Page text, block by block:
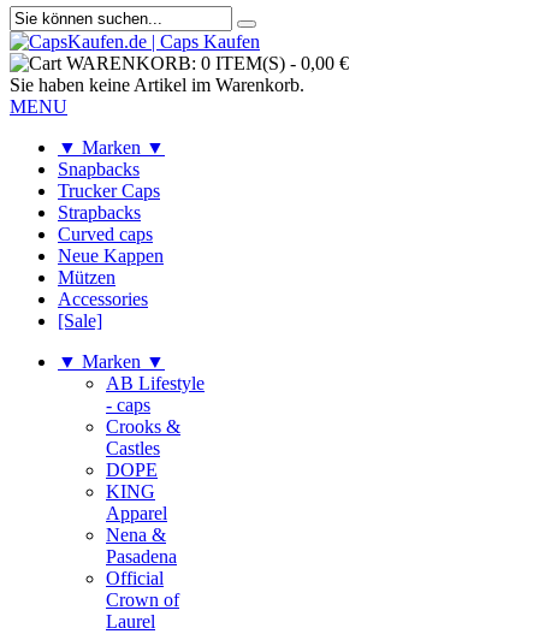
WARENKORB: 0 ITEM(S) - 0,00 €
Sie haben keine Artikel im Warenkorb.
MENU
▼ Marken ▼
Snapbacks
Trucker Caps
Strapbacks
Curved caps
Neue Kappen
Mützen
Accessories
[Sale]
▼ Marken ▼
AB Lifestyle
- caps
Crooks &
Castles
DOPE
KING
Apparel
Nena &
Pasadena
Official
Crown of
Laurel